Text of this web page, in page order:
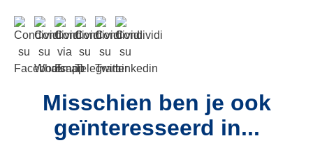
Misschien ben je ook
geïnteresseerd in...